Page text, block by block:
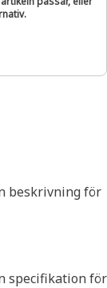
beskrivning för
specifikation för